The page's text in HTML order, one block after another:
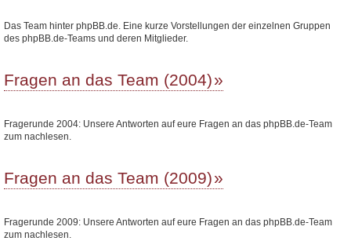
Das Team hinter phpBB.de. Eine kurze Vorstellungen der einzelnen Gruppen
des phpBB.de-Teams und deren Mitglieder.
Fragen an das Team (2004)
Fragerunde 2004: Unsere Antworten auf eure Fragen an das phpBB.de-Team
zum nachlesen.
Fragen an das Team (2009)
Fragerunde 2009: Unsere Antworten auf eure Fragen an das phpBB.de-Team
zum nachlesen.